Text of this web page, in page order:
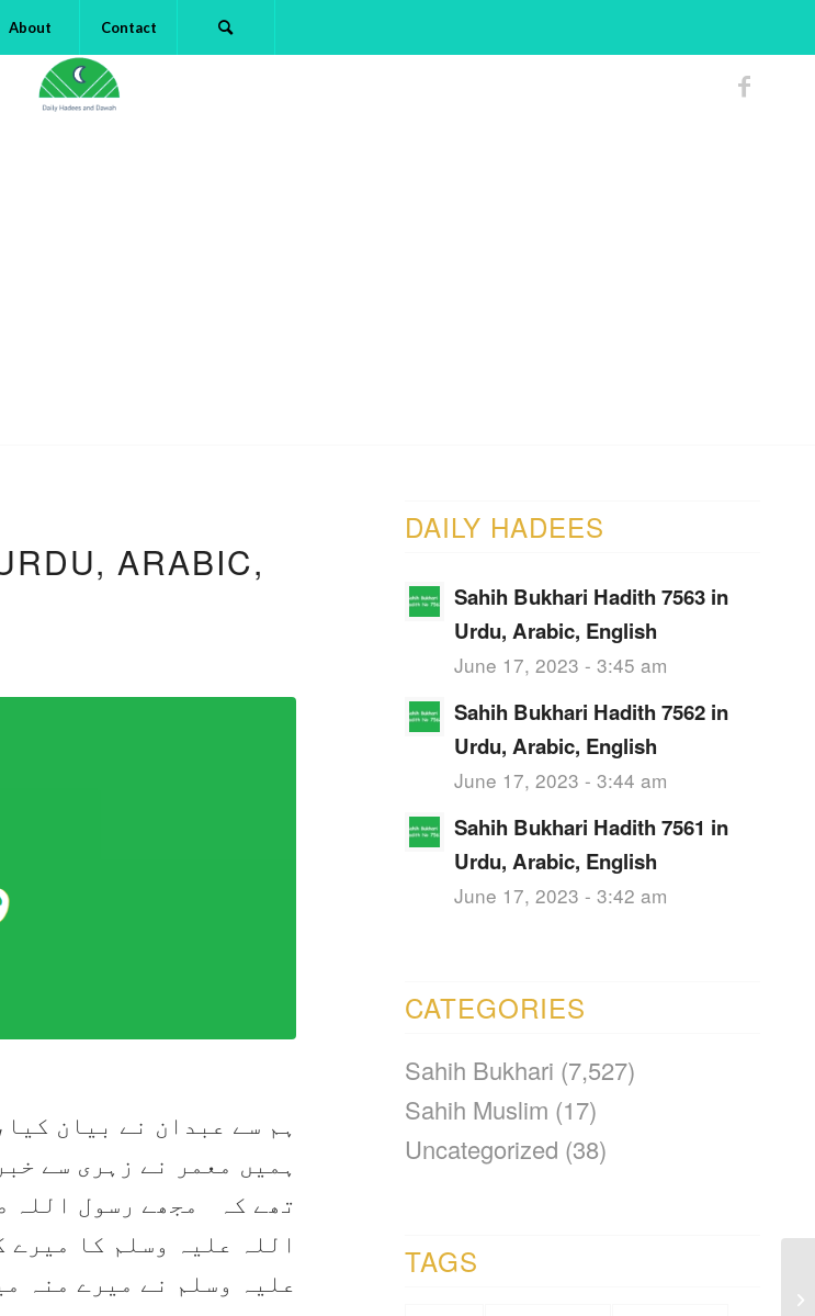
About Contact
ARABIC,
ہم سے عبدان نے بیان
ہمیں معمر نے زہری سے
تھے کہ مجھے رسول اللہ
اللہ علیہ وسلم کا
علیہ وسلم نے میرے منہ
DAILY HADEES
Sahih Bukhari Hadith 7563 in
Urdu, Arabic, English
June 17, 2023 - 3:45 am
Sahih Bukhari Hadith 7562 in
Urdu, Arabic, English
June 17, 2023 - 3:44 am
Sahih Bukhari Hadith 7561 in
Urdu, Arabic, English
June 17, 2023 - 3:42 am
CATEGORIES
Sahih Bukhari (7,527)
Sahih Muslim (17)
Uncategorized (38)
TAGS